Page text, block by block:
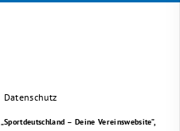
Datenschutz
„Sportdeutschland – Deine Vereinswebsite”,